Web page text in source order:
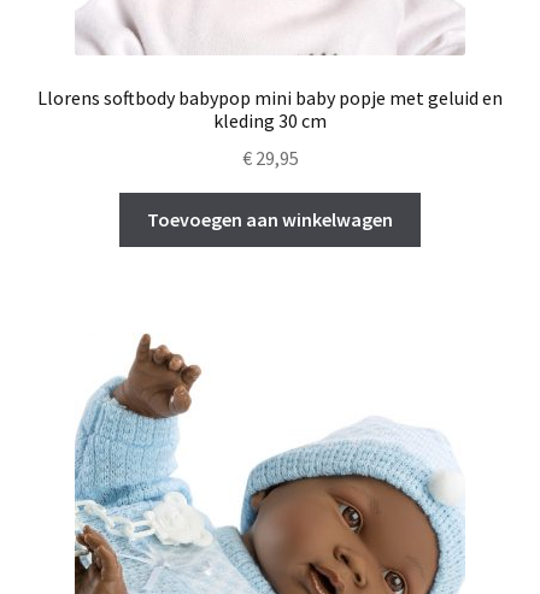
Llorens softbody babypop mini baby popje met geluid en
kleding 30 cm
€29,95
Toevoegen aan winkelwagen